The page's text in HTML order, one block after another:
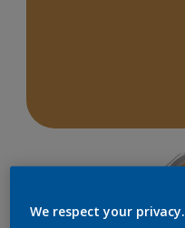
We respect your privacy.